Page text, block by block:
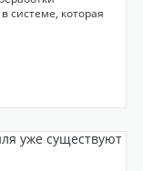
системе, которая